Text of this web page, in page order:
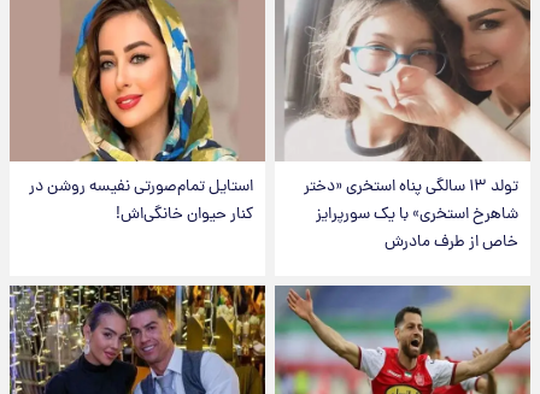
تولد ۱۳ سالگی پناه استخری «دختر
شاهرخ استخری» با یک سورپرایز
خاص از طرف مادرش
استایل تمام‌صورتی نفیسه روشن در
کنار حیوان خانگی‌اش!